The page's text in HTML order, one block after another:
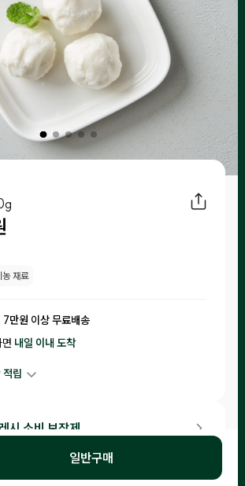
농 재료
7만원 이상 무료배송
내일 이내 도착
적립
시 소비 보장제
일 이내 제조된 제품만 입고돼요.
이내 남은 제품은 체험을 신청한 고객님들께 랜
일반구매